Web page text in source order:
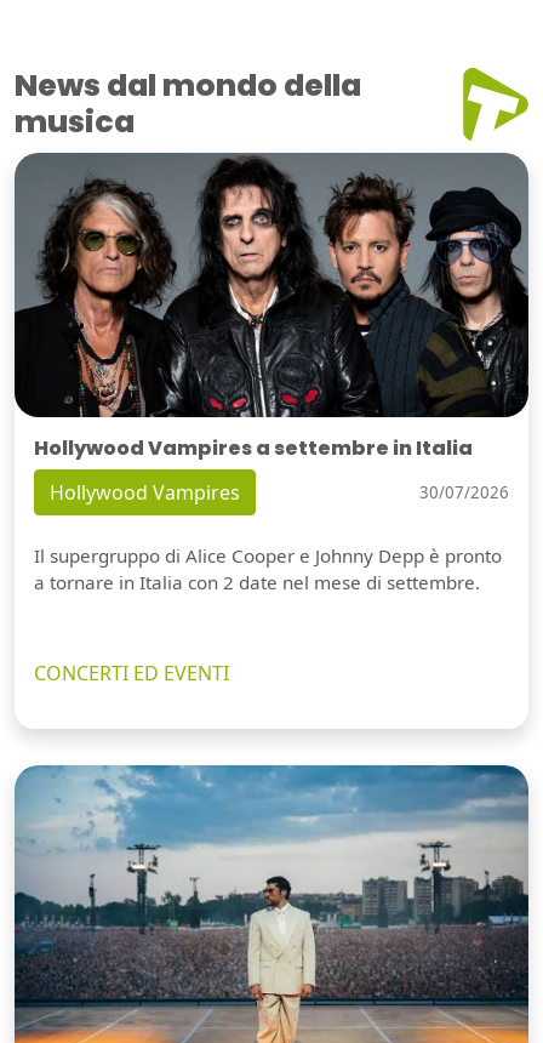
News dal mondo della
musica
Hollywood Vampires a settembre in Italia
Hollywood Vampires 30/07/2026
Il supergruppo di Alice Cooper e Johnny Depp è pronto
a tornare in Italia con 2 date nel mese di settembre.
CONCERTI ED EVENTI